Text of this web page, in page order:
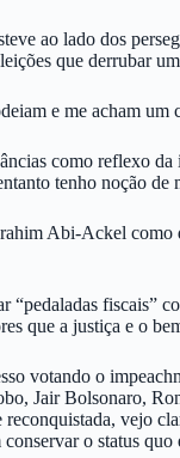
ao lado dos
que derrubar
e me acham
como reflexo
tenho noção
Abi-Ackel como
“pedaladas fiscais”
que a justiça e o
votando o
Jair Bolsonaro,
vejo
o status